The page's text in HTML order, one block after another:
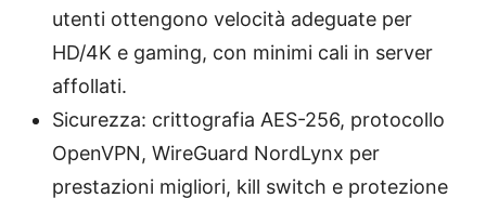
utenti ottengono velocità adeguate per
HD/4K e gaming, con minimi cali in server
affollati.
Sicurezza: crittografia AES-256, protocollo
OpenVPN, WireGuard NordLynx per
prestazioni migliori, kill switch e protezione